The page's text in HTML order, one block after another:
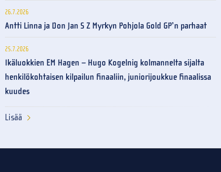
26.7.2026
Antti Linna ja Don Jan S Z Myrkyn Pohjola Gold GP’n parhaat
25.7.2026
Ikäluokkien EM Hagen – Hugo Kogelnig kolmannelta sijalta
henkilökohtaisen kilpailun finaaliin, juniorijoukkue finaalissa
kuudes
Lisää